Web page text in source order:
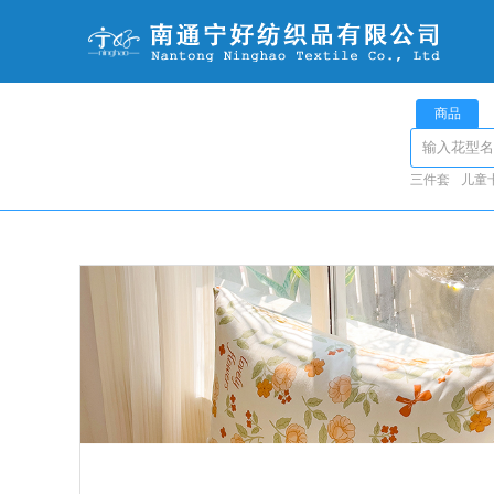
商品
三件套 儿童